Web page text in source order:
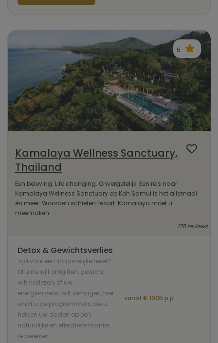
5
Kamalaya Wellness Sanctuary,
Thailand
Een beleving. Life changing. Onvergetelijk. Een reis naar
Kamalaya Wellness Sanctuary op Koh Samui is het allemaal
én meer. Woorden schieten te kort. Kamalaya moet u
meemaken.
175 reviews
Detox & Gewichtsverlies
Tijd voor een lichamelijke reset?
Of u nu wilt ontgiften, gewicht
wilt verliezen, of uw
energieniveau wilt verhogen, hier
vindt u de programma’s die u
helpen uw doelen op een
natuurlijke en effectieve manier
te bereiken
vanaf € 1905 p.p.